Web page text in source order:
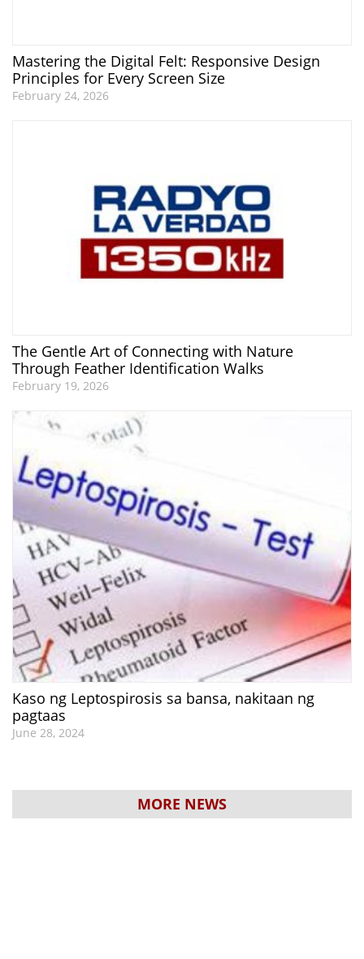
Mastering the Digital Felt: Responsive Design
Principles for Every Screen Size
February 24, 2026
The Gentle Art of Connecting with Nature
Through Feather Identification Walks
February 19, 2026
Kaso ng Leptospirosis sa bansa, nakitaan ng
pagtaas
June 28, 2024
MORE NEWS